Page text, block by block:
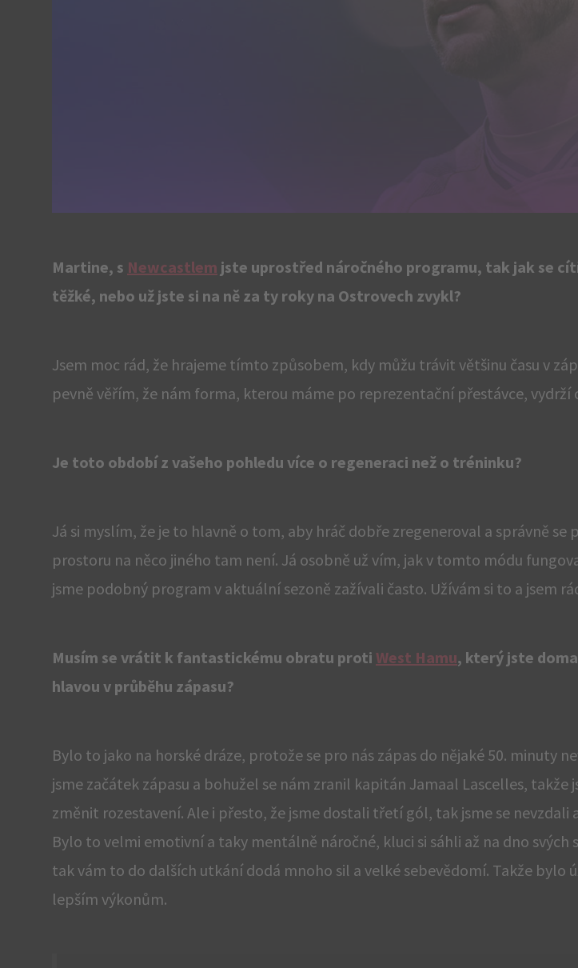
Martine, s Newcastlem jste uprostřed náročného programu, tak jak se
těžké, nebo už jste si na ně za ty roky na Ostrovech zvykl?
Jsem moc rád, že hrajeme tímto způsobem, kdy můžu trávit většinu času v
pevně věřím, že nám forma, kterou máme po reprezentační přestávce, vydrží
Je toto období z vašeho pohledu více o regeneraci než o tréninku?
Já si myslím, že je to hlavně o tom, aby hráč dobře zregeneroval a správně se
prostoru na něco jiného tam není. Já osobně už vím, jak v tomto módu
jsme podobný program v aktuální sezoně zažívali často. Užívám si to a jsem
Musím se vrátit k fantastickému obratu proti West Hamu, který jste
hlavou v průběhu zápasu?
Bylo to jako na horské dráze, protože se pro nás zápas do nějaké 50. minuty
jsme začátek zápasu a bohužel se nám zranil kapitán Jamaal Lascelles,
změnit rozestavení. Ale i přesto, že jsme dostali třetí gól, tak jsme se nevzdali
Bylo to velmi emotivní a taky mentálně náročné, kluci si sáhli až na dno svých
tak vám to do dalších utkání dodá mnoho sil a velké sebevědomí. Takže bylo
lepším výkonům.